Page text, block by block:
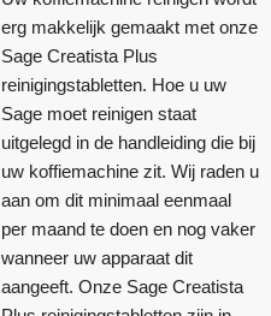
erg makkelijk gemaakt met onze
Sage Creatista Plus
reinigingstabletten. Hoe u uw
Sage moet reinigen staat
uitgelegd in de handleiding die bij
uw koffiemachine zit. Wij raden u
aan om dit minimaal eenmaal
per maand te doen en nog vaker
wanneer uw apparaat dit
aangeeft. Onze Sage Creatista